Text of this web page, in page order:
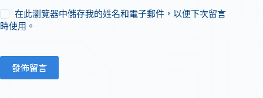
在此瀏覽器中儲存我的姓名和電子郵件，以便下次留言
時使用。
發佈留言